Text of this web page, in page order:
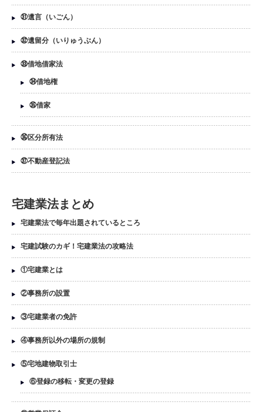
㉛遺言（いごん）
㉜遺留分（いりゅうぶん）
㉝借地借家法
㉞借地権
㉟借家
㊱区分所有法
㊲不動産登記法
宅建業法まとめ
宅建業法で毎年出題されているところ
宅建試験のカギ！宅建業法の攻略法
①宅建業とは
②事務所の設置
③宅建業者の免許
④事務所以外の場所の規制
⑤宅地建物取引士
⑥登録の移転・変更の登録